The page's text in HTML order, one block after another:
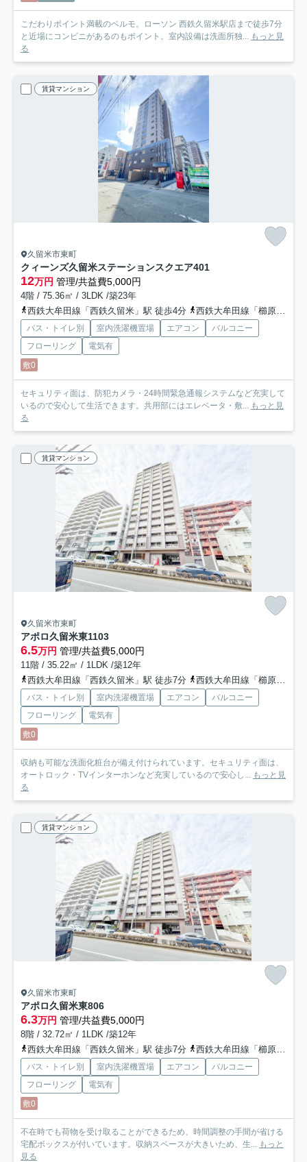
こだわりポイント満載のベルモ。ローソン 西鉄久留米駅店まで徒歩7分
と近場にコンビニがあるのもポイント。室内設備は洗面所独...
もっと見
る
賃貸マンション
久留米市東町
クィーンズ久留米ステーションスクエア401
12万円 管理/共益費5,000円
4階 / 75.36㎡ / 3LDK /築23年
西鉄大牟田線「西鉄久留米」駅 徒歩4分
西鉄大牟田線「櫛原」駅 徒歩12分
バス・トイレ別 室内洗濯機置場 エアコン
バルコニー
フローリング
電気有
敷0
セキュリティ面は、防犯カメラ・24時間緊急通報システムなど充実して
いるので安心して生活できます。共用部にはエレベータ・敷...
もっと見
る
賃貸マンション
久留米市東町
アポロ久留米東1103
6.5万円 管理/共益費5,000円
11階 / 35.22㎡ / 1LDK /築12年
西鉄大牟田線「西鉄久留米」駅 徒歩7分
西鉄大牟田線「櫛原」駅 徒歩9分
バス・トイレ別 室内洗濯機置場 エアコン
バルコニー
フローリング
電気有
敷0
収納も可能な洗面化粧台が備え付けられています。セキュリティ面は、
オートロック・TVインターホンなど充実しているので安心し...
もっと見
る
賃貸マンション
久留米市東町
アポロ久留米東806
6.3万円 管理/共益費5,000円
8階 / 32.72㎡ / 1LDK /築12年
西鉄大牟田線「西鉄久留米」駅 徒歩7分
西鉄大牟田線「櫛原」駅 徒歩9分
バス・トイレ別 室内洗濯機置場 エアコン
バルコニー
フローリング
電気有
敷0
不在時でも荷物を受け取ることができるため、時間調整の手間が省ける
宅配ボックスが付いています。収納スペースが大きいため、生...
もっと
見る